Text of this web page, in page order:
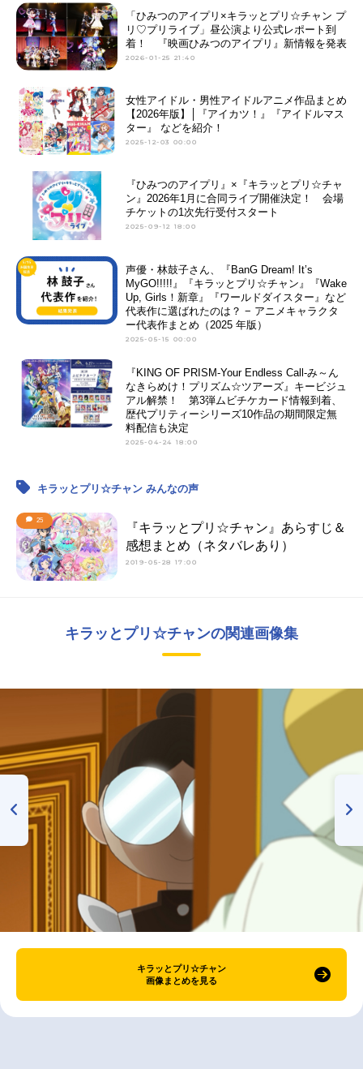
「ひみつのアイプリ×キラッとプリ☆チャン プ
リ♡プリライブ」昼公演より公式レポート到
着！ 『映画ひみつのアイプリ』新情報を発表
2026-01-25 21:40
女性アイドル・男性アイドルアニメ作品まとめ
【2026年版】│『アイカツ！』『アイドルマス
ター』 などを紹介！
2025-12-03 00:00
『ひみつのアイプリ』×『キラッとプリ☆チャ
ン』2026年1月に合同ライブ開催決定！ 会場
チケットの1次先行受付スタート
2025-09-12 18:00
声優・林鼓子さん、『BanG Dream! It’s
MyGO!!!!!』『キラッとプリ☆チャン』『Wake
Up, Girls！新章』『ワールドダイスター』など
代表作に選ばれたのは？ − アニメキャラクタ
ー代表作まとめ（2025 年版）
2025-05-15 00:00
『KING OF PRISM-Your Endless Call-み～ん
なきらめけ！プリズム☆ツアーズ』キービジュ
アル解禁！ 第3弾ムビチケカード情報到着、
歴代プリティーシリーズ10作品の期間限定無
料配信も決定
2025-04-24 18:00
キラッとプリ☆チャン みんなの声
25
『キラッとプリ☆チャン』あらすじ＆
感想まとめ（ネタバレあり）
2019-05-28 17:00
キラッとプリ☆チャンの関連画像集
キラッとプリ☆チャン
画像まとめを見る